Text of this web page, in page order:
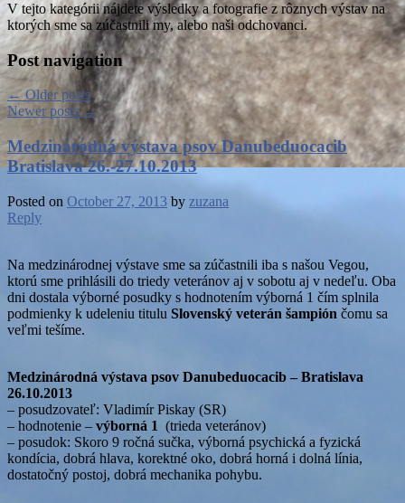
V tejto kategórii nájdete výsledky a fotografie z rôznych výstav na
ktorých sme sa zúčastnili my, alebo naši odchovanci.
Post navigation
← Older posts
Newer posts→
Medzinárodná výstava psov Danubeduocacib
Bratislava 26.-27.10.2013
Posted on October 27, 2013 by zuzana
Reply
Na medzinárodnej výstave sme sa zúčastnili iba s našou Vegou,
ktorú sme prihlásili do triedy veteránov aj v sobotu aj v nedeľu. Oba
dni dostala výborné posudky s hodnotením výborná 1 čím splnila
podmienky k udeleniu titulu Slovenský veterán šampión čomu sa
veľmi tešíme.
Medzinárodná výstava psov Danubeduocacib – Bratislava
26.10.2013
– posudzovateľ: Vladimír Piskay (SR)
– hodnotenie – výborná 1 (trieda veteránov)
– posudok: Skoro 9 ročná sučka, výborná psychická a fyzická
kondícia, dobrá hlava, korektné oko, dobrá horná i dolná línia,
dostatočný postoj, dobrá mechanika pohybu.